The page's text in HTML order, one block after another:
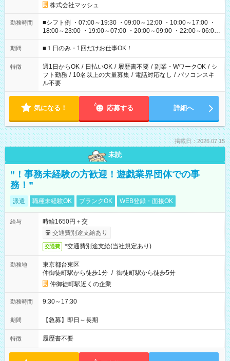
株式会社マッシュ
勤務時間
■シフト例 ・07:00～19:30 ・09:00～12:00 ・10:00～17:00 ・
18:00～23:00 ・19:00～07:00 ・20:00～09:00 ・22:00～06:00
etc ★最短で3時間で5,120円のお仕事から 15時間で2万円近く稼
げるお仕事も！ ご希望のお時間に合わせてご紹介！ ※シフトは
ください！
期間 ■１日のみ・1回だけお仕事OK！
特徴 週1日からOK / 日払いOK / 履歴書不要 / 副業・WワークOK / シ
フト勤務 / 10名以上の大量募集 / 電話対応なし / パソコンスキ
ル不要
気になる！ 応募する 詳細へ
掲載日：2026.07.15
未読
”！事務未経験の方歓迎！遊戯業界団体での事
務！”
派遣 職種未経験OK ブランクOK WEB登録・面接OK
給与
時給1650円＋交
交通費別途支給あり
交通費 *交通費別途支給(当社規定あり)
勤務地
東京都台東区
仲御徒町駅から徒歩1分 / 御徒町駅から徒歩5分
仲御徒町駅近くの企業
勤務時間 9:30～17:30
期間 【急募】即日～長期
特徴 履歴書不要